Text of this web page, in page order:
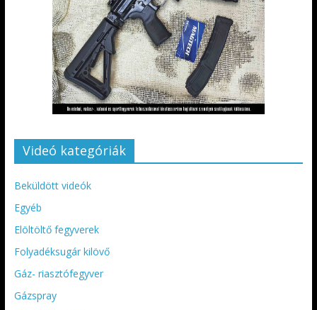
Videó kategóriák
Beküldött videók
Egyéb
Elöltöltő fegyverek
Folyadéksugár kilövő
Gáz- riasztófegyver
Gázspray